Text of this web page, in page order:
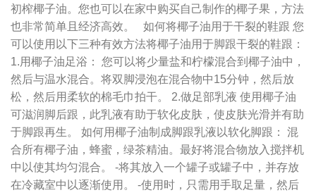
初榨椰子油。您也可以在家中购买自己制作的椰子果，方法
也非常简单且经济高效。 如何将椰子油用于干裂的鞋跟 您
可以使用以下三种有效方法将椰子油用于脚跟干裂的鞋跟：
1.用椰子油足浴： 您可以将少量盐和柠檬混合到椰子油中，
然后与温水混合。将双脚浸泡在混合物中15分钟，然后放
松，然后用柔软的棉毛巾拍干。 2.做足部乳液 使用椰子油
可滋润脚后跟，此乳液有助于软化皮肤，使皮肤光滑并有助
于脚跟再生。 如何用椰子油制成脚跟乳液以软化脚跟： 混
合所有椰子油，蜂蜜，绿茶精油。最好将混合物放入搅拌机
中以使其均匀混合。 -将其放入一个罐子或罐子中，并存放
在冷藏室中以逐渐使用。 -使用时，只需用手取足量，然后